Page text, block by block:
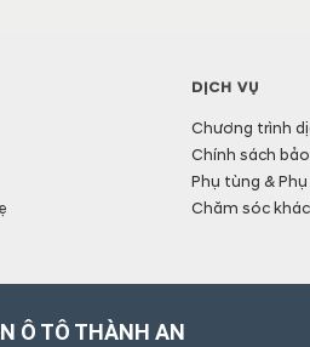
DỊCH VỤ
Chương trình
Chính sách
Phụ tùng &
Chăm sóc
Ô TÔ THÀNH AN